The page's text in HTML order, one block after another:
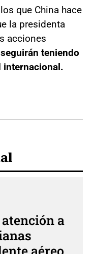
que China hace
la presidenta
acciones
teniendo
internacional.
a